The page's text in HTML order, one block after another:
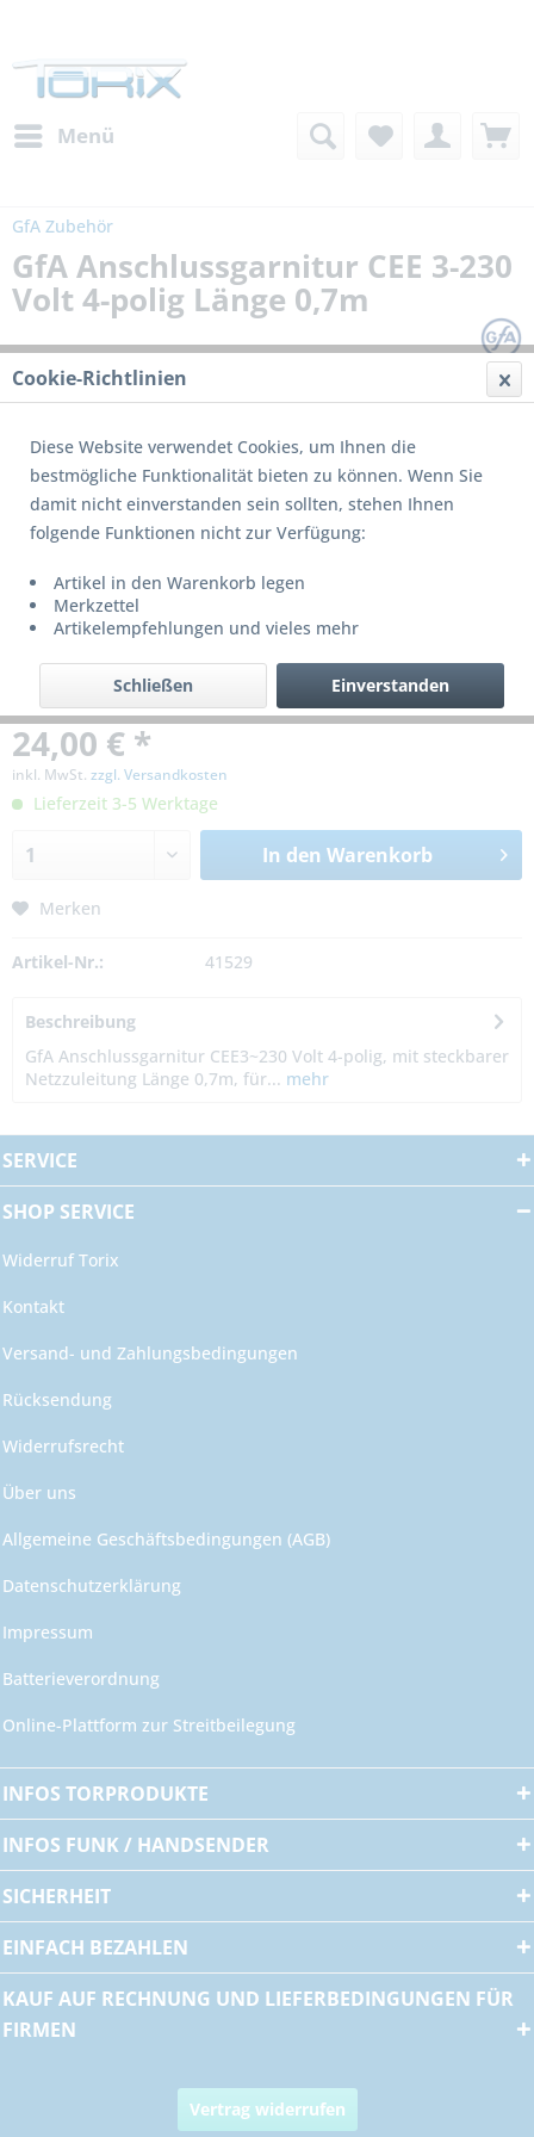
Menü
GfA Zubehör
GfA Anschlussgarnitur CEE 3-230
Volt 4-polig Länge 0,7m
24,00 € *
inkl. MwSt. zzgl. Versandkosten
Lieferzeit 3-5 Werktage
In den Warenkorb
Merken
Artikel-Nr.: 41529
Beschreibung
GfA Anschlussgarnitur CEE3~230 Volt 4-polig, mit steckbarer
Netzzuleitung Länge 0,7m, für... mehr
SERVICE
SHOP SERVICE
Widerruf Torix
Kontakt
Versand- und Zahlungsbedingungen
Rücksendung
Widerrufsrecht
Über uns
Allgemeine Geschäftsbedingungen (AGB)
Datenschutzerklärung
Impressum
Batterieverordnung
Online-Plattform zur Streitbeilegung
INFOS TORPRODUKTE
INFOS FUNK / HANDSENDER
SICHERHEIT
EINFACH BEZAHLEN
KAUF AUF RECHNUNG UND LIEFERBEDINGUNGEN FÜR
FIRMEN
Vertrag widerrufen
Cookie-Richtlinien
Diese Website verwendet Cookies, um Ihnen die
bestmögliche Funktionalität bieten zu können. Wenn Sie
damit nicht einverstanden sein sollten, stehen Ihnen
folgende Funktionen nicht zur Verfügung:
Artikel in den Warenkorb legen
Merkzettel
Artikelempfehlungen und vieles mehr
Einverstanden
Schließen